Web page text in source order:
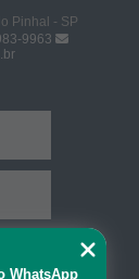
Pinhal - SP
9963
WhatsApp